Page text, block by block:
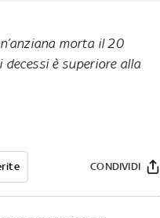
morta il 20
decessi è superiore alla
CONDIVIDI